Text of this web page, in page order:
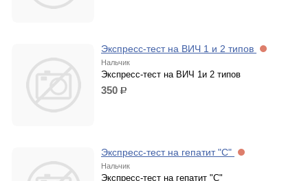
Экспресс-тест на ВИЧ 1 и 2 типов
Нальчик
Экспресс-тест на ВИЧ 1и 2 типов
350 р.
Экспресс-тест на гепатит "С"
Нальчик
Экспресс-тест на гепатит "С"